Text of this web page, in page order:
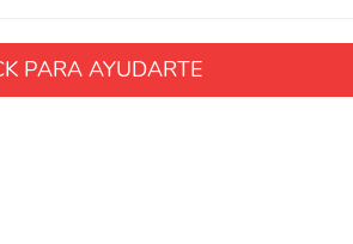
PARA AYUDARTE